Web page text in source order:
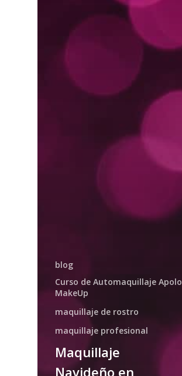
blog
Curso de Automaquillaje Apolo
MakeUp
maquillaje de rostro
maquillaje profesional
Maquillaje
Navideño en